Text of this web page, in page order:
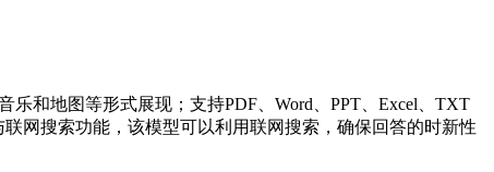
和地图等形式展现；支持PDF、Word、PPT、Excel、TXT
网搜索功能，该模型可以利用联网搜索，确保回答的时新性